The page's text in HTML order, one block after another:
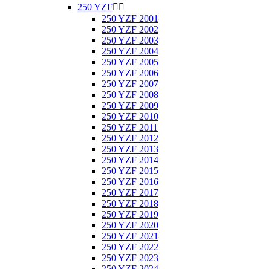
250 YZF 
250 YZF 2001
250 YZF 2002
250 YZF 2003
250 YZF 2004
250 YZF 2005
250 YZF 2006
250 YZF 2007
250 YZF 2008
250 YZF 2009
250 YZF 2010
250 YZF 2011
250 YZF 2012
250 YZF 2013
250 YZF 2014
250 YZF 2015
250 YZF 2016
250 YZF 2017
250 YZF 2018
250 YZF 2019
250 YZF 2020
250 YZF 2021
250 YZF 2022
250 YZF 2023